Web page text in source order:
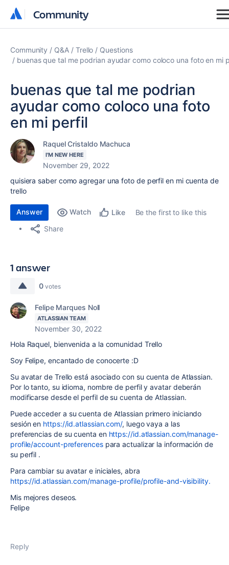
Community
Community
Community Q&A Trello
Questions
buenas que tal me podrian ayudar como coloco una foto en mi
buenas que tal me podrian
ayudar como coloco una foto
en mi perfil
Raquel Cristaldo Machuca
I'M NEW HERE
November 29, 2022
quisiera saber como agregar una foto de perfil en mi cuenta de
trello
Answer Watch Like
Be the first to like this
Share
1 answer
0 votes
Felipe Marques Noll
ATLASSIAN TEAM
November 30, 2022
Hola Raquel, bienvenida a la comunidad Trello
Soy Felipe, encantado de conocerte :D
Su avatar de Trello está asociado con su cuenta de Atlassian.
Por lo tanto, su idioma, nombre de perfil y avatar deberán
modificarse desde el perfil de su cuenta de Atlassian.
Puede acceder a su cuenta de Atlassian primero iniciando
sesión en https://id.atlassian.com/, luego vaya a las
preferencias de su cuenta en https://id.atlassian.com/manage-
profile/account-preferencespara actualizar la información de
su perfil .
Para cambiar su avatar e iniciales, abra
https://id.atlassian.com/manage-profile/profile-and-visibility.
Mis mejores deseos.
Felipe
Reply